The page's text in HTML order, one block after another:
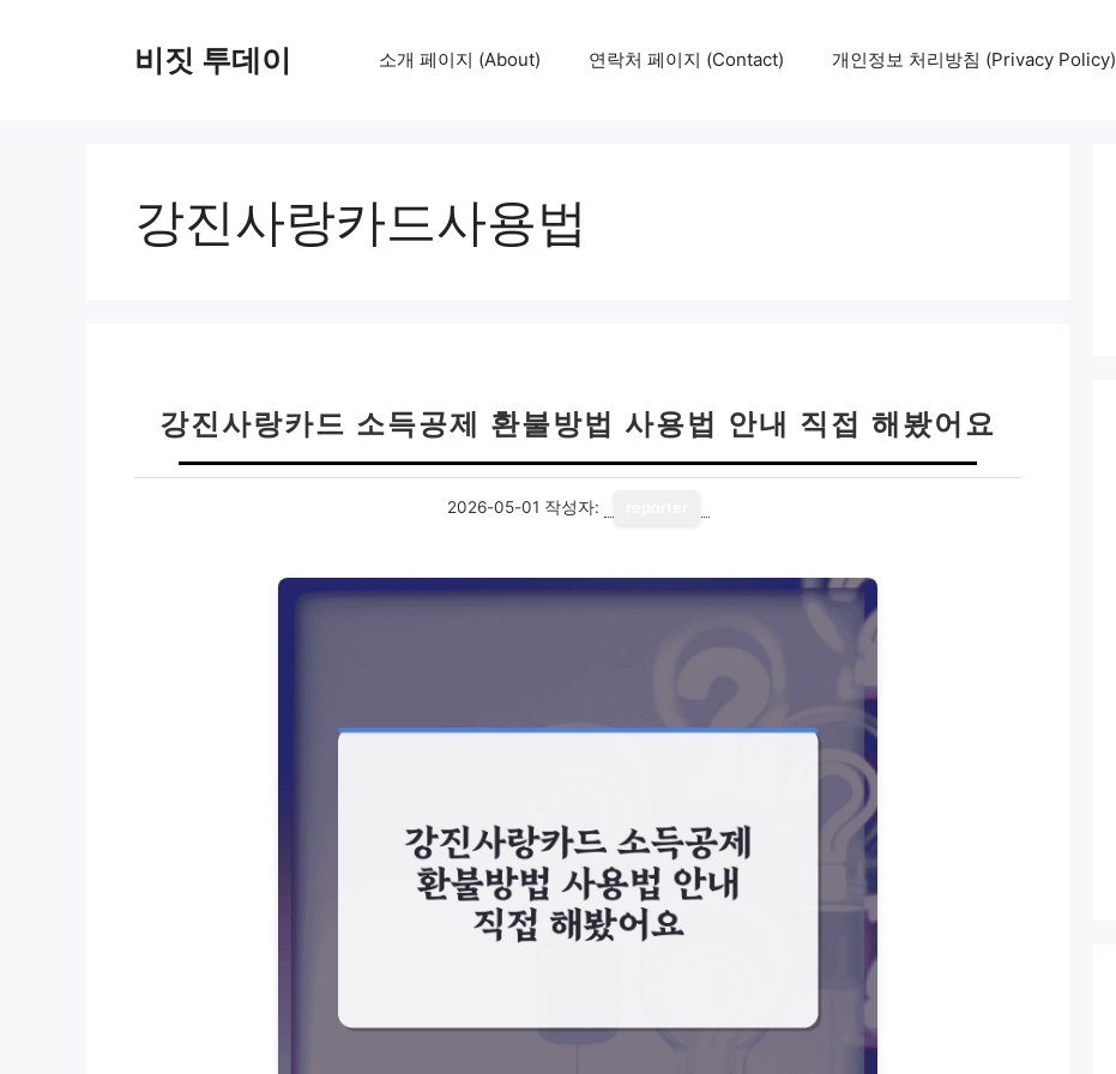
비짓 투데이 소개 페이지 (About) 연락처 페이지 (Contact) 개인정보 처리방침 (Privacy Policy)
강진사랑카드사용법
강진사랑카드 소득공제 환불방법 사용법 안내 직접 해봤어요
2026-05-01 작성자: